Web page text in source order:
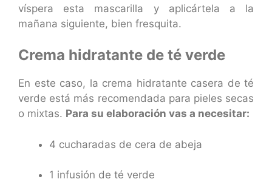
víspera esta mascarilla y aplicártela a la
mañana siguiente, bien fresquita.
Crema hidratante de té verde
En este caso, la crema hidratante casera de té
verde está más recomendada para pieles secas
o mixtas. Para su elaboración vas a necesitar:
4 cucharadas de cera de abeja
1 infusión de té verde